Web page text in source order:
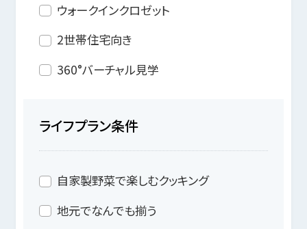
ウォークインクロゼット
2世帯住宅向き
360°バーチャル見学
ライフプラン条件
自家製野菜で楽しむクッキング
地元でなんでも揃う